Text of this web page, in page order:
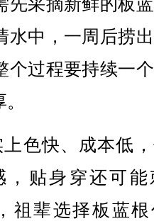
水中，一周后捞
个过程要持续一
色快、成本低，
，贴身穿还可能
祖辈选择板蓝